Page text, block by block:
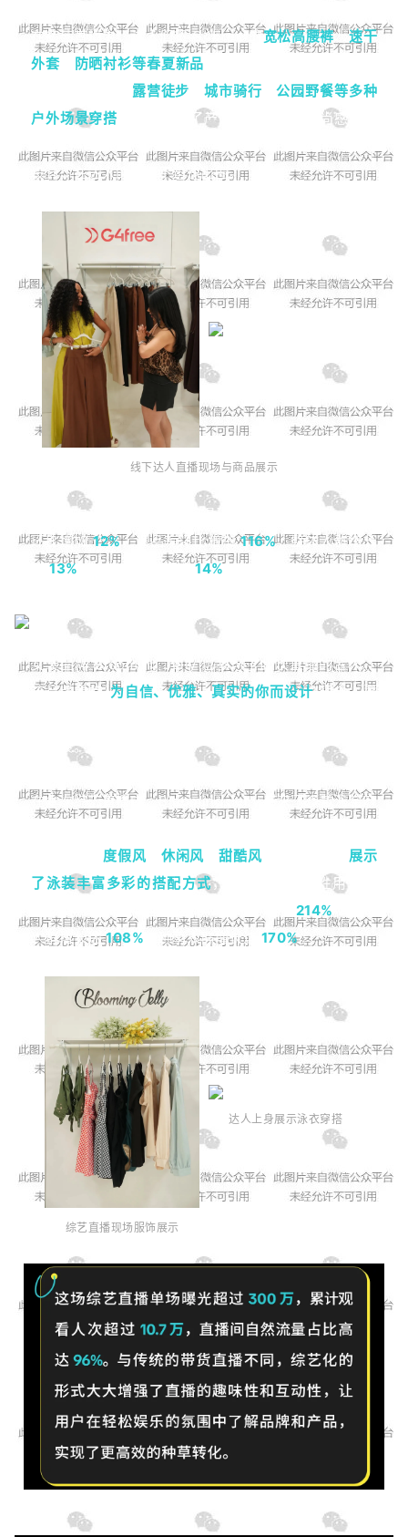
在综艺直播中，达人们将 G4Free 的宽松高腰裤、速干
外套、 防晒衬衫等春夏新品
露营徒步 、城市骑行 、公园野餐等多种
户外场景穿搭 ，生动展现了产品的功能性与时尚感。特
设计，在达人的演绎下迅速出圈。
线下达人直播现场与商品展示
借助本次项目，G4Free 取得了十分亮眼的成绩：GMV
环比增加12%，爆品率环比增加116%，整体人群增长
达13% ，认知人群增长达14%！
女装品牌 Blooming Jelly 也参与了此次直播的合作。
该品牌秉持“为自信、优雅、真实的你而设计”理念，覆
和泳装。
在本次综艺直播中，Blooming Jelly 带来了多款泳装产
度假风 休闲风 、甜酷风
展示
了泳装丰富多彩的搭配方式，吸引了大量女性用户关
214%
人群增长达108% ，种草人群增长达 170%。
综艺直播现场服饰展示
达人上身展示泳衣穿搭